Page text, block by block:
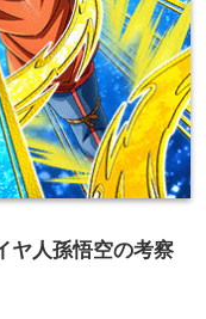
ヤ人孫悟空の考察